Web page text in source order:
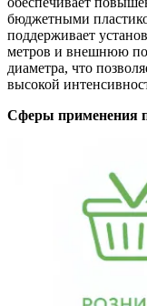
бюджетными
поддерживает
метров и внешнюю
диаметра, что
высокой
Сферы применения